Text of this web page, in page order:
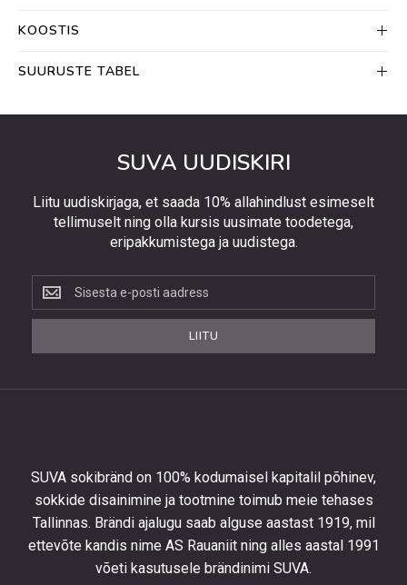
KOOSTIS
SUURUSTE TABEL
SUVA UUDISKIRI
Liitu uudiskirjaga, et saada 10% allahindlust esimeselt
tellimuselt ning olla kursis uusimate toodetega,
eripakkumistega ja uudistega.
Liitu
uudiskirjaga,
et
kursis
uusimate
toodetega,
eripakkumistega
LIITU
SUVA sokibränd on 100% kodumaisel kapitalil põhinev,
sokkide disainimine ja tootmine toimub meie tehases
Tallinnas. Brändi ajalugu saab alguse aastast 1919, mil
ettevõte kandis nime AS Rauaniit ning alles aastal 1991
võeti kasutusele brändinimi SUVA.